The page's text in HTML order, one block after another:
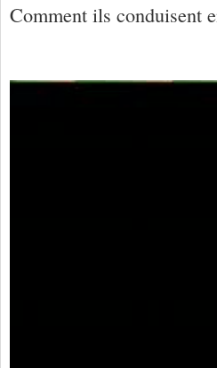
Comment ils conduisent